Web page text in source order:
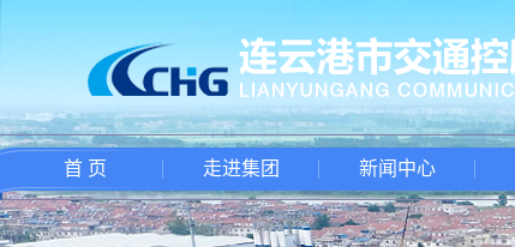
首 页 走进集团 新闻中心